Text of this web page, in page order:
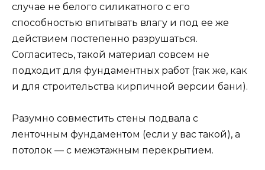
случае не белого силикатного с его
способностью впитывать влагу и под ее же
действием постепенно разрушаться.
Согласитесь, такой материал совсем не
подходит для фундаментных работ (так же, как
и для строительства кирпичной версии бани).
Разумно совместить стены подвала с
ленточным фундаментом (если у вас такой), а
потолок — с межэтажным перекрытием.